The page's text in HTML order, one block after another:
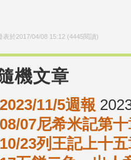
表於2017/04/08 15:12 (4445閱讀)
機文章
2023/11/5週報
08/07尼希米記第
10/23列王記上十